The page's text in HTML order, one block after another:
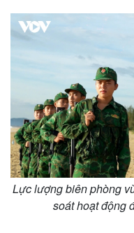
Lực lượng biên phòng
soát hoạt động